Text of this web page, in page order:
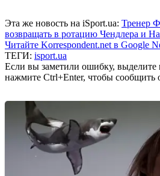
Эта же новость на iSport.ua: Тренер
возвращать в ротацию Чендлера и
Читайте Korrespondent.net в Google
ТЕГИ: isport.ua
Если вы заметили ошибку, выделите
нажмите Ctrl+Enter, чтобы сообщить